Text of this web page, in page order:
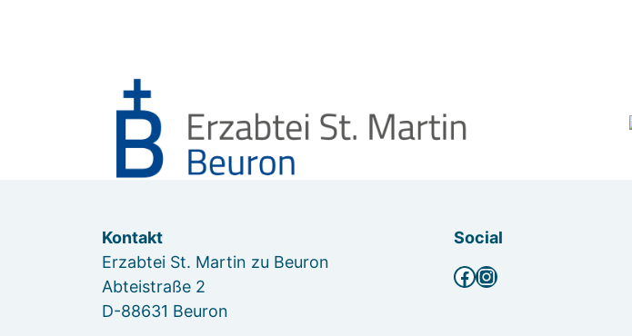
Kontakt
Erzabtei St. Martin zu Beuron
Abteistraße 2
D-88631 Beuron
Social
Facebook
Instagram